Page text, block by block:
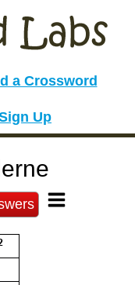
a Crossword
Up